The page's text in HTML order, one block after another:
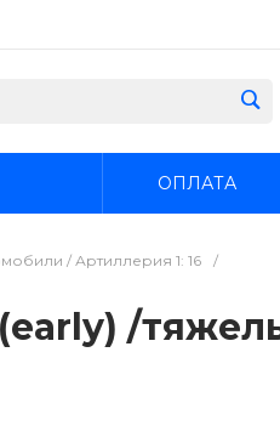
ОПЛАТА
/ Артиллерия 1: 16
/
/